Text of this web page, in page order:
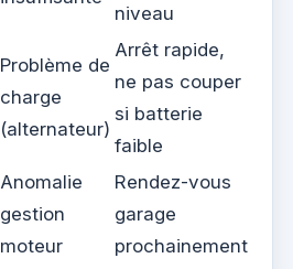
niveau
Problème de
charge
(alternateur)
Arrêt rapide,
ne pas couper
si batterie
faible
Anomalie
gestion
moteur
Rendez-vous
garage
prochainement